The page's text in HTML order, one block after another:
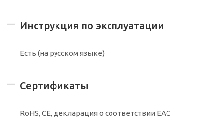
Инструкция по эксплуатации
Есть (на русском языке)
Сертификаты
RoHS, CE, декларация о соответствии ЕАС